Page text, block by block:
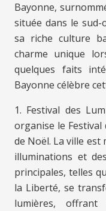
Bayonne,
située dans le sud-
sa riche culture
charme unique
quelques faits
Bayonne célèbre
1. Festival des
organise le
de Noël. La ville est
illuminations et
principales, telles
la Liberté, se
lumières, offrant